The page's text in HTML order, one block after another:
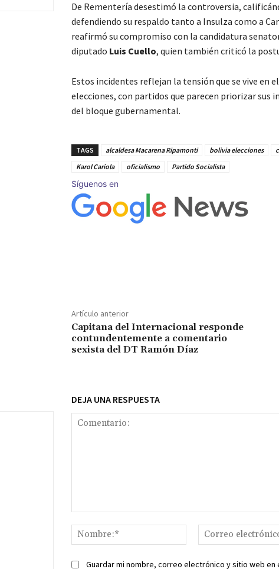
De Rementería desestimó la controversia,
defendiendo su respaldo tanto a Insulza como a
reafirmó su compromiso con la candidatura
diputado Luis Cuello, quien también criticó la
Estos incidentes reflejan la tensión que se vive en
elecciones, con partidos que parecen priorizar sus
del bloque gubernamental.
TAGS alcaldesa Macarena Ripamonti bolivia elecciones
Karol Cariola
oficialismo Partido Socialista
Síguenos en
Artículo anterior
Capitana del Internacional responde
contundentemente a comentario
sexista del DT Ramón Díaz
DEJA UNA RESPUESTA
Nombre:*
Guardar mi nombre, correo electrónico y sitio web